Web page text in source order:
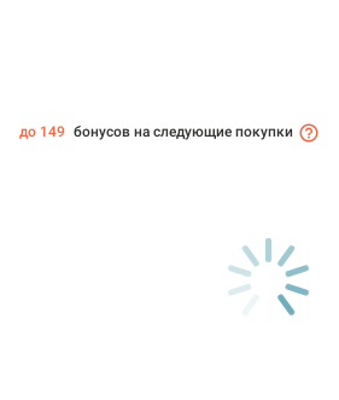
до 149 бонусов на следующие покупки